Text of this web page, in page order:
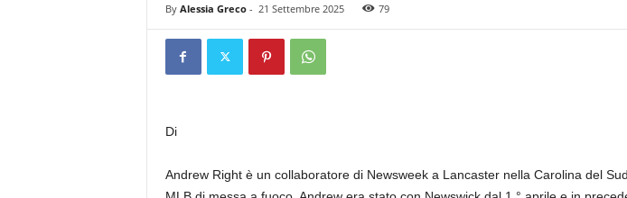
By Alessia Greco- 21 Settembre 2025 79
Di
Andrew Right è un collaboratore di Newsweek a Lancaster nella Carolina del